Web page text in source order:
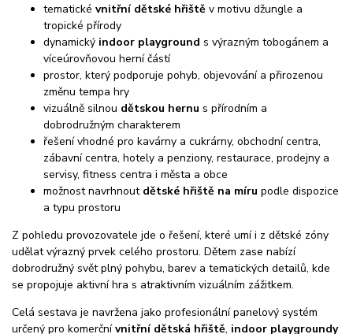
tematické vnitřní dětské hřiště v motivu džungle a
tropické přírody
dynamický indoor playground s výrazným tobogánem a
víceúrovňovou herní částí
prostor, který podporuje pohyb, objevování a přirozenou
změnu tempa hry
vizuálně silnou dětskou hernu s přírodním a
dobrodružným charakterem
řešení vhodné pro kavárny a cukrárny, obchodní centra,
zábavní centra, hotely a penziony, restaurace, prodejny a
servisy, fitness centra i města a obce
možnost navrhnout dětské hřiště na míru podle dispozice
a typu prostoru
Z pohledu provozovatele jde o řešení, které umí i z dětské zóny
udělat výrazný prvek celého prostoru. Dětem zase nabízí
dobrodružný svět plný pohybu, barev a tematických detailů, kde
se propojuje aktivní hra s atraktivním vizuálním zážitkem.
Celá sestava je navržena jako profesionální panelový systém
určený pro komerčnívnitřní dětská hřiště, indoor playgroundy